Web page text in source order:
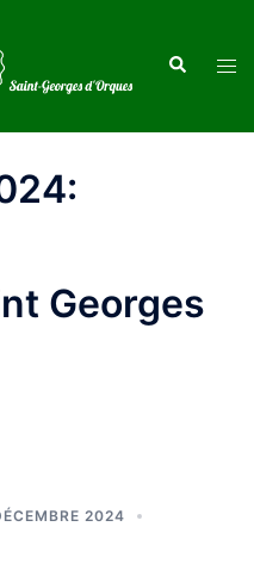
Georges
2024